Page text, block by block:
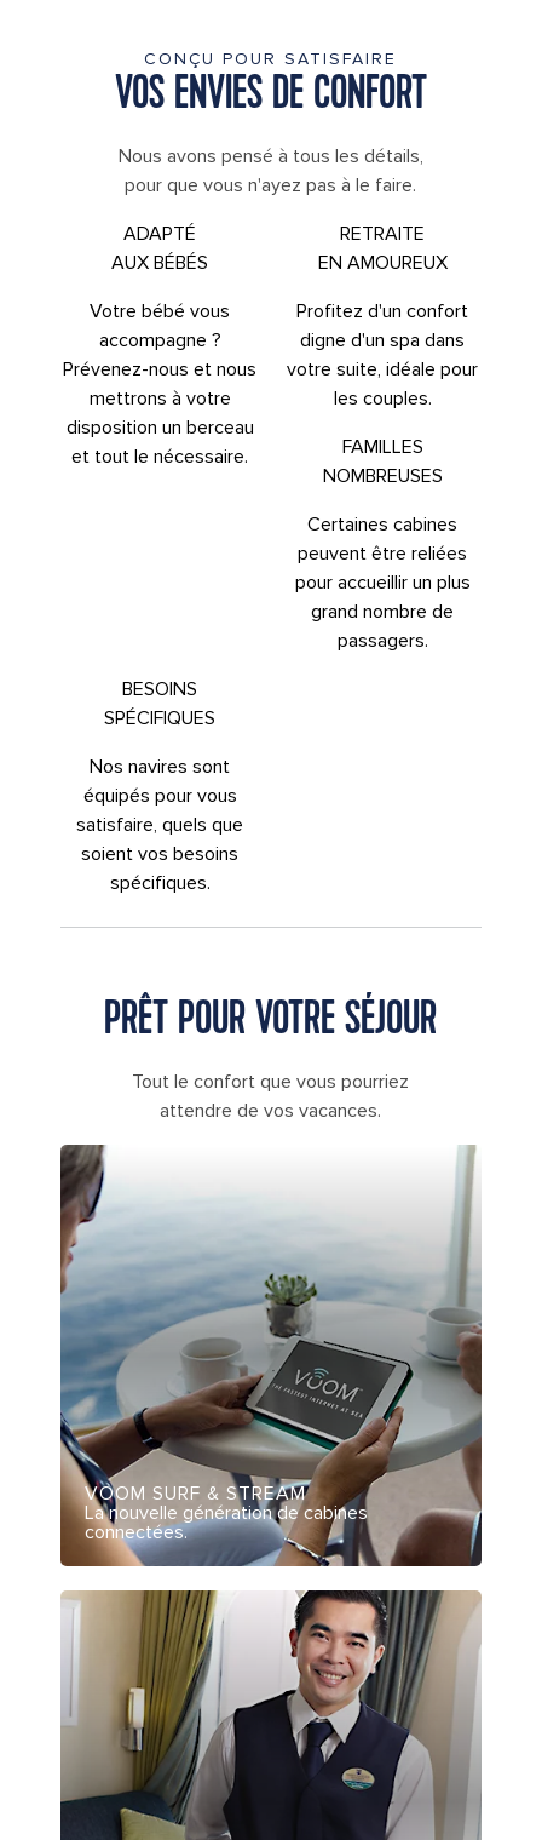
CONÇU POUR SATISFAIRE
VOS ENVIES DE CONFORT
Nous avons pensé à tous les détails,
pour que vous n'ayez pas à le faire.
ADAPTÉ
AUX BÉBÉS
Votre bébé vous
accompagne ?
Prévenez-nous et nous
mettrons à votre
disposition un berceau
et tout le nécessaire.
RETRAITE
EN AMOUREUX
Profitez d'un confort
digne d'un spa dans
votre suite, idéale pour
les couples.
FAMILLES
NOMBREUSES
Certaines cabines
peuvent être reliées
pour accueillir un plus
grand nombre de
passagers.
BESOINS
SPÉCIFIQUES
Nos navires sont
équipés pour vous
satisfaire, quels que
soient vos besoins
spécifiques.
PRÊT POUR VOTRE SÉJOUR
Tout le confort que vous pourriez
attendre de vos vacances.
VOOM SURF & STREAM
La nouvelle génération de cabines
connectées.